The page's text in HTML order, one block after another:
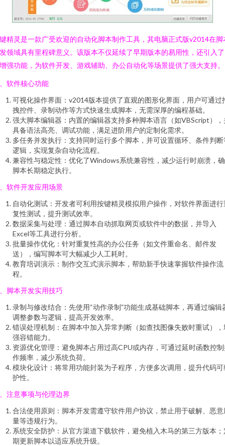
精灵是一款广受欢迎的自动化脚本制作工具，其电脑正式版v2014在脚
领域具有里程碑意义。该版本不仅延续了早期版本的易用性，还引入
强功能，为软件开发、游戏辅助、办公自动化等场景提供了强大支持。
软件核心功能
可视化操作界面：v2014版本提供了直观的图形化界面，用户可通过
拽控件、录制动作等方式快速生成脚本，无需深厚的编程基础。
强大脚本编辑器：内置的编辑器支持多种脚本语言（如VBScript），
具备语法高亮、调试功能，满足进阶用户的定制化需求。
多任务并发执行：支持同时运行多个脚本，并可设置循环、条件判断
逻辑，实现复杂自动化流程。
兼容性与稳定性：优化了Windows系统兼容性，减少运行时崩溃，
脚本长期稳定执行。
软件开发应用场景
自动化测试：开发者可利用按键精灵模拟用户操作，对软件界面进行
复性测试，提升测试效率。
数据采集与处理：通过脚本自动抓取网页或软件中的数据，并导入
Excel等工具进行分析。
批量操作优化：针对重复性高的办公任务（如文件重命名、邮件发
送），编写脚本可大幅减少人工耗时。
教育培训演示：制作交互式演示脚本，帮助新手快速掌握软件操作流
程。
脚本开发实用技巧
录制与修改结合：先使用“动作录制”功能生成基础脚本，再通过编辑
调整参数与逻辑，提高开发效率。
错误处理机制：在脚本中加入异常判断（如查找图像失败时重试），
强容错能力。
资源优化管理：避免脚本占用过高CPU或内存，可通过延时函数控
作频率，减少系统负荷。
模块化设计：将常用功能封装为子程序，方便多次调用，提升代码可
护性。
注意事项与伦理边界
合法使用原则：脚本开发需遵守软件用户协议，禁止用于破解、恶意
量等违规行为。
系统安全防护：从官方渠道下载软件，避免植入木马的第三方版本；
期更新脚本以适应系统升级。